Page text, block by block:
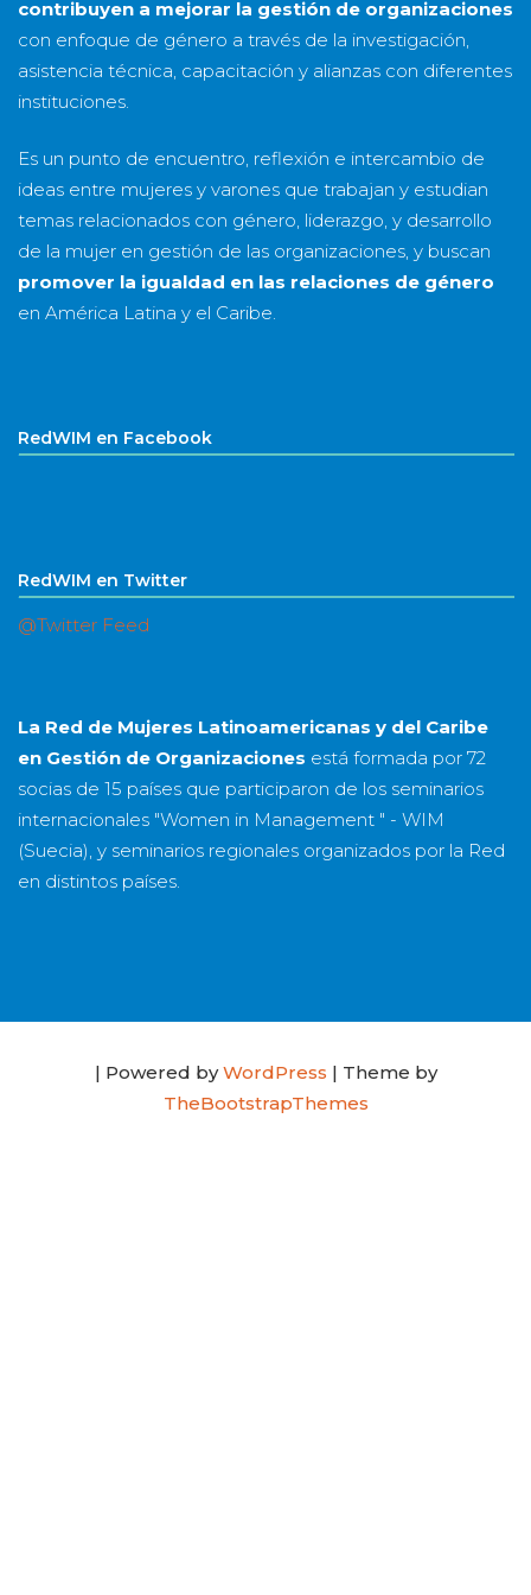
contribuyen a mejorar la gestión de organizaciones
con enfoque de género a través de la investigación,
asistencia técnica, capacitación y alianzas con diferentes
instituciones.
Es un punto de encuentro, reflexión e intercambio de
ideas entre mujeres y varones que trabajan y estudian
temas relacionados con género, liderazgo, y desarrollo
de la mujer en gestión de las organizaciones, y buscan
promover la igualdad en las relaciones de género
en América Latina y el Caribe.
RedWIM en Facebook
RedWIM en Twitter
@Twitter Feed
La Red de Mujeres Latinoamericanas y del Caribe
en Gestión de Organizaciones está formada por 72
socias de 15 países que participaron de los seminarios
internacionales "Women in Management " - WIM
(Suecia), y seminarios regionales organizados por la Red
en distintos países.
| Powered byWordPress | Theme by
TheBootstrapThemes